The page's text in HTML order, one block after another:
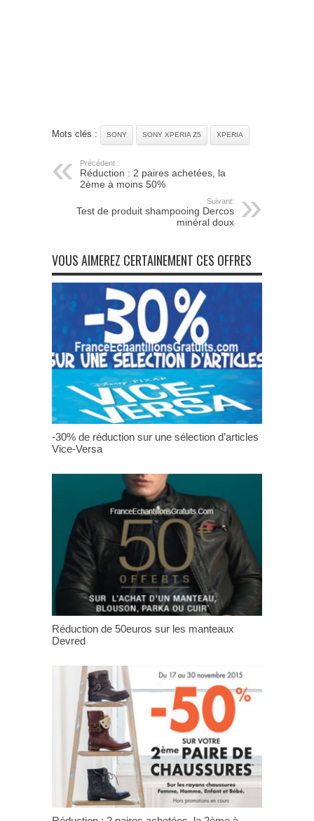
Mots clés : SONY SONY XPERIA Z5 XPERIA
Précédent :
Réduction : 2 paires achetées, la
2ème à moins 50%
Suivant:
Test de produit shampooing Dercos
minéral doux
VOUS AIMEREZ CERTAINEMENT CES OFFRES
-30% de réduction sur une sélection d’articles
Vice-Versa
Réduction de 50euros sur les manteaux
Devred